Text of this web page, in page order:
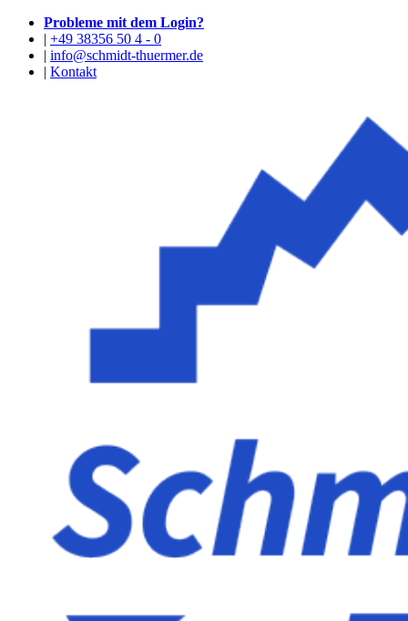
Probleme mit dem Login?
| +49 38356 50 4 - 0
| info@schmidt-thuermer.de
| Kontakt